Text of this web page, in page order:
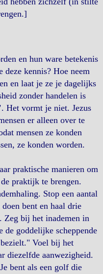
en hun ware betekenis
kennis? Hoe neem
en laat je ze je dagelijks
zonder handelen is
Het vormt je niet. Jezus
er alleen over te
mensen ze konden
ze konden worden.
praktische manieren om
praktijk te brengen.
Stop een aantal
bent en haal drie
Zeg bij het inademen in
goddelijke scheppende
Voel bij het
diezelfde aanwezigheid.
bent als een golf die